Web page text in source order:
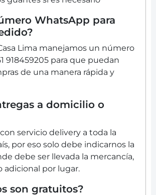
WhatsApp para
Lima manejamos un número
918459205 para que puedan
de una manera rápida y
a domicilio o
servicio delivery a toda la
por eso solo debe indicarnos la
debe ser llevada la mercancía,
adicional por lugar.
son gratuitos?